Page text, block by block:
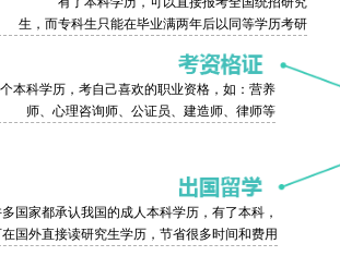
生，而专科生只能在毕业满两年后以同等学历考研
本科学历，考自己喜欢的职业资格，如：营养
师、心理咨询师、公证员、建造师、律师等
国家都承认我国的成人本科学历，有了本科，
国外直接读研究生学历，节省很多时间和费用